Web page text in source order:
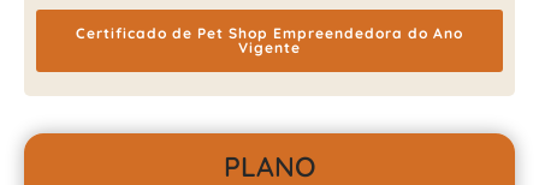
Certificado de Pet Shop Empreendedora do Ano
Vigente
PLANO